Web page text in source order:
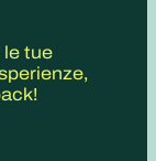
le tue